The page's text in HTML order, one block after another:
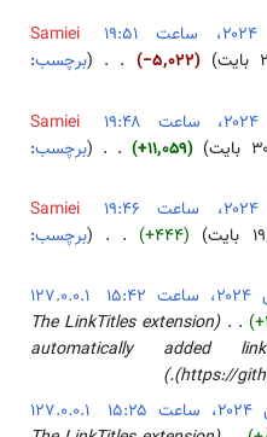
Samiei
−۵٬۰۲۲
برچسب:
Samiei
+۱۱٬۰۵۹
برچسب:
Samiei
+۴۴۴
برچسب:
127.0.0.1
The LinkTitles extension
automatically added
(https://
127.0.0.1